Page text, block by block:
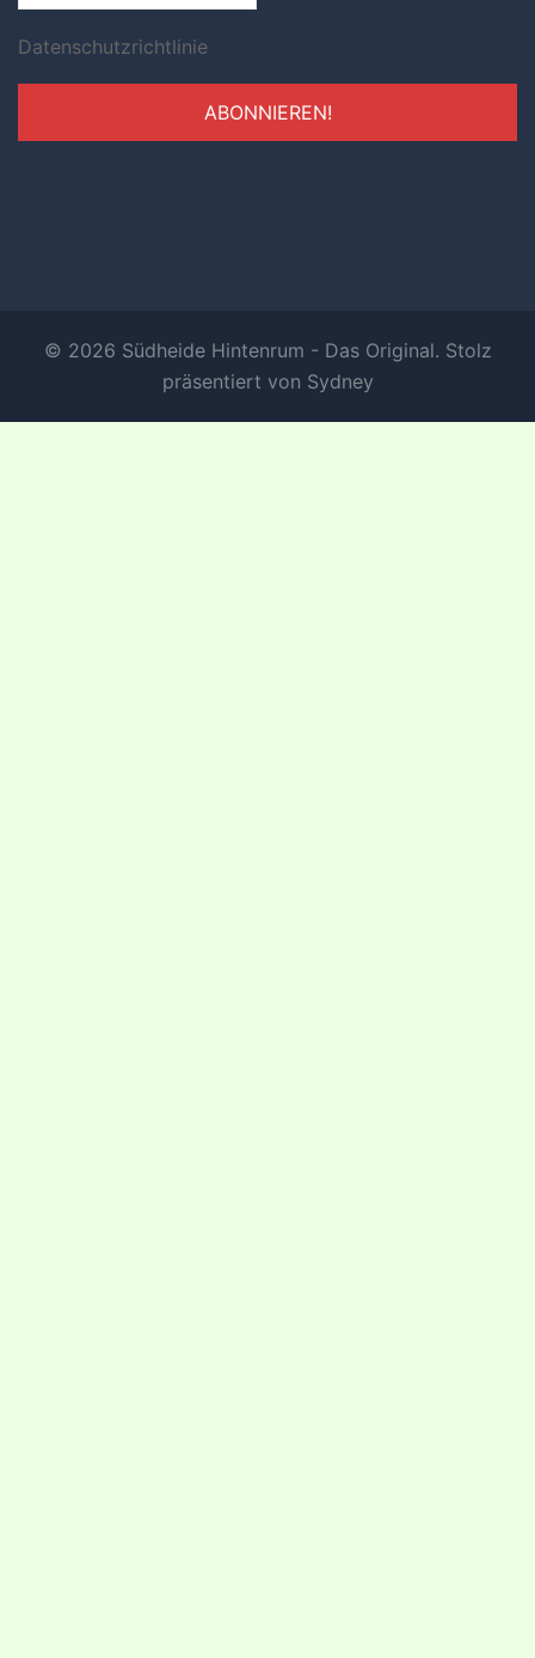
Datenschutzrichtlinie
© 2026 Südheide Hintenrum - Das Original. Stolz
präsentiert von Sydney